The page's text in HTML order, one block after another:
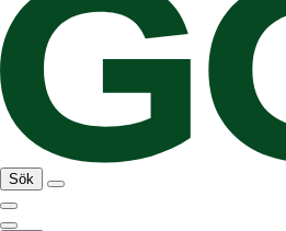
Sök